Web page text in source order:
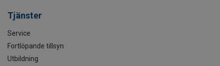
Tjänster
Service
Fortlöpande tillsyn
Utbildning